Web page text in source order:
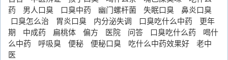
药
男人口臭 口臭中药 幽门螺杆菌 失眠口臭
鼻炎口臭
口臭怎么治
胃炎口臭 内分泌失调 口臭吃什么中药
更年
期
中成药 扁桃体 偏方 医院 问答 口臭吃什么药
喝什
么中药
呼吸臭 便秘 便秘口臭 吃什么中药效果好
老中
医